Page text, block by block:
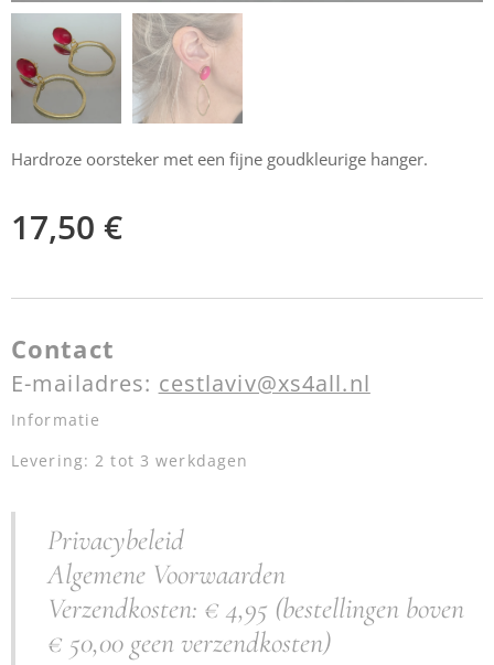
Hardroze oorsteker met een fijne goudkleurige hanger.
17,50 €
Contact
E-mailadres: cestlaviv@xs4all.nl
Informatie
Levering: 2 tot 3 werkdagen
Privacybeleid
Algemene Voorwaarden
Verzendkosten: € 4,95 (bestellingen boven
€ 50,00 geen verzendkosten)